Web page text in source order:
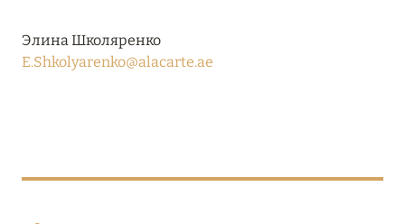
Подробнее
Элина Школяренко
E.Shkolyarenko@alacarte.ae